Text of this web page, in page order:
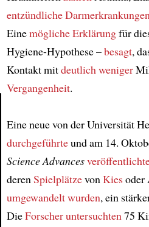
Article
entzündliche Darmerkrankungen
Einemögliche Erklärungfür
Hygiene-Hypothese –besagt,
Kontakt mitdeutlich weniger
Vergangenheit.
Eine neue von der Universität
durchgeführteund am 14.
Science Advances
deren Spielplätzevon Kiesoder
umgewandelt wurden, ein
DieForscheruntersuchten 75